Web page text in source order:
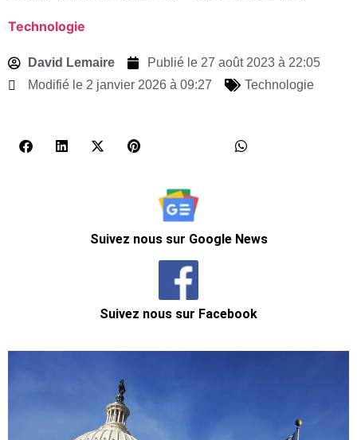
Technologie
David Lemaire Publié le 27 août 2023 à 22:05
Modifié le 2 janvier 2026 à 09:27
Technologie
Suivez nous sur Google News
Suivez nous sur Facebook